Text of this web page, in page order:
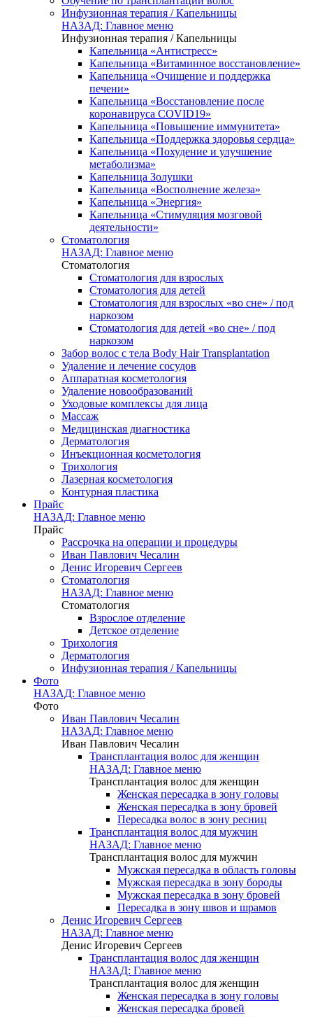
Инфузионная терапия / Капельницы
НАЗАД: Главное меню
Инфузионная терапия / Капельницы
Капельница «Антистресс»
Капельница «Витаминное восстановление»
Капельница «Очищение и поддержка
печени»
Капельница «Восстановление после
коронавируса COVID19»
Капельница «Повышение иммунитета»
Капельница «Поддержка здоровья сердца»
Капельница «Похудение и улучшение
метаболизма»
Капельница Золушки
Капельница «Восполнение железа»
Капельница «Энергия»
Капельница «Стимуляция мозговой
деятельности»
Стоматология
НАЗАД: Главное меню
Стоматология
Стоматология для взрослых
Стоматология для детей
Стоматология для взрослых «во сне» / под
наркозом
Стоматология для детей «во сне» / под
наркозом
Забор волос с тела Body Hair Transplantation
Удаление и лечение сосудов
Аппаратная косметология
Удаление новообразований
Уходовые комплексы для лица
Массаж
Медицинская диагностика
Дерматология
Инъекционная косметология
Трихология
Лазерная косметология
Контурная пластика
Прайс
НАЗАД: Главное меню
Прайс
Рассрочка на операции и процедуры
Иван Павлович Чесалин
Денис Игоревич Сергеев
Стоматология
НАЗАД: Главное меню
Стоматология
Взрослое отделение
Детское отделение
Трихология
Дерматология
Инфузионная терапия / Капельницы
Фото
НАЗАД: Главное меню
Фото
Иван Павлович Чесалин
НАЗАД: Главное меню
Иван Павлович Чесалин
Трансплантация волос для женщин
НАЗАД: Главное меню
Трансплантация волос для женщин
Женская пересадка в зону головы
Женская пересадка в зону бровей
Пересадка волос в зону ресниц
Трансплантация волос для мужчин
НАЗАД: Главное меню
Трансплантация волос для мужчин
Мужская пересадка в область головы
Мужская пересадка в зону бороды
Мужская пересадка в зону бровей
Пересадка в зону швов и шрамов
Денис Игоревич Сергеев
НАЗАД: Главное меню
Денис Игоревич Сергеев
Трансплантация волос для женщин
НАЗАД: Главное меню
Трансплантация волос для женщин
Женская пересадка в зону головы
Женская пересадка бровей